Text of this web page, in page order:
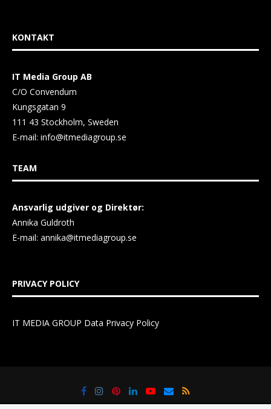
KONTAKT
IT Media Group AB
C/O Convendum
Kungsgatan 9
111 43 Stockholm, Sweden
E-mail: info@itmediagroup.se
TEAM
Ansvarlig udgiver og Direktør:
Annika Guldroth
E-mail: annika@itmediagroup.se
PRIVACY POLICY
IT MEDIA GROUP Data Privacy Policy